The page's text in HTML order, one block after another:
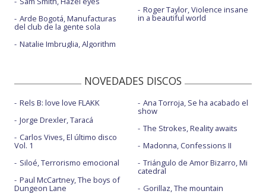
Arde Bogotá, Manufacturas
del club de la gente sola
Natalie Imbruglia, Algorithm
Roger Taylor, Violence insane
in a beautiful world
NOVEDADES DISCOS
Rels B: love love FLAKK
Jorge Drexler, Taracá
Carlos Vives, El último disco
Vol. 1
Siloé, Terrorismo emocional
Paul McCartney, The boys of
Dungeon Lane
Ana Torroja, Se ha acabado el
show
The Strokes, Reality awaits
Madonna, Confessions II
Triángulo de Amor Bizarro, Mi
catedral
Gorillaz, The mountain